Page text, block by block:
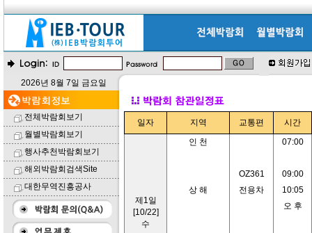
2026년 8월 7일 금요일
전체박람회보기
월별박람회보기
행사추천박람회보기
해외박람회검색Site
대한무역진흥공사
일자 지역 교통편 시간
제1일
[10/22]
수
인 천 07:00
OZ361
09:00
상 해
전용차
10:05
오 후